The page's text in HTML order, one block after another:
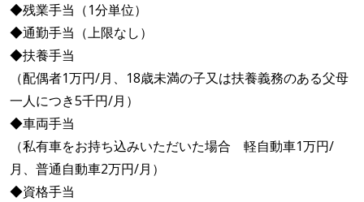
◆残業手当（1分単位）
◆通勤手当（上限なし）
◆扶養手当
（配偶者1万円/月、18歳未満の子又は扶養義務のある父母
一人につき5千円/月）
◆車両手当
（私有車をお持ち込みいただいた場合 軽自動車1万円/
月、普通自動車2万円/月）
◆資格手当